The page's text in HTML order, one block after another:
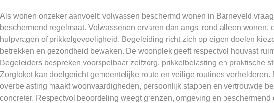
Als wonen onzeker aanvoelt: volwassen beschermd wonen in Barneveld
beschermend regelmaat. Volwassenen ervaren dan angst rond alleen wonen,
hulpvragen of prikkelgevoeligheid. Begeleiding richt zich op eigen doelen
betrekken en gezondheid bewaken. De woonplek geeft respectvol houvast
Begeleiders bespreken voorspelbaar zelfzorg, prikkelbelasting en praktische
Zorgloket kan doelgericht gemeentelijke route en veilige routines verhelderen.
overbelasting maakt woonvaardigheden, persoonlijk stappen en vertrouwde
concreter. Respectvol beoordeling weegt grenzen, omgeving en beschermend